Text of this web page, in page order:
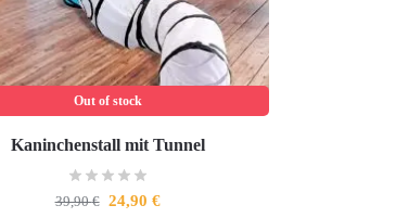
Out of stock
Kaninchenstall mit Tunnel
39,90€ 24,90 €